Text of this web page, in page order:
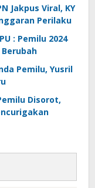
Jakpus Viral, KY
Perilaku
: Pemilu 2024
Pemilu, Yusril
Disorot,